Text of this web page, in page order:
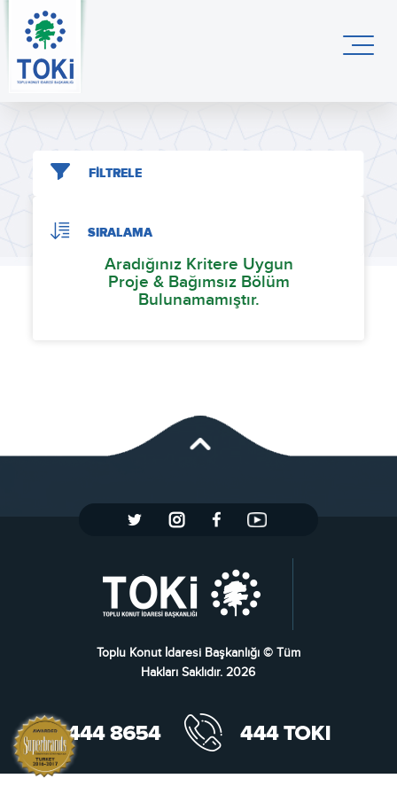
FİLTRELE
SIRALAMA
Aradığınız Kritere Uygun
Proje & Bağımsız Bölüm
Bulunamamıştır.
Toplu Konut İdaresi Başkanlığı © Tüm
Hakları Saklıdır. 2026